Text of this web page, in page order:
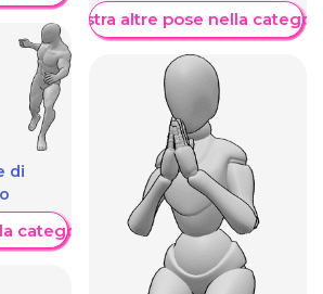
di
categoria
Mostra altre pose nella